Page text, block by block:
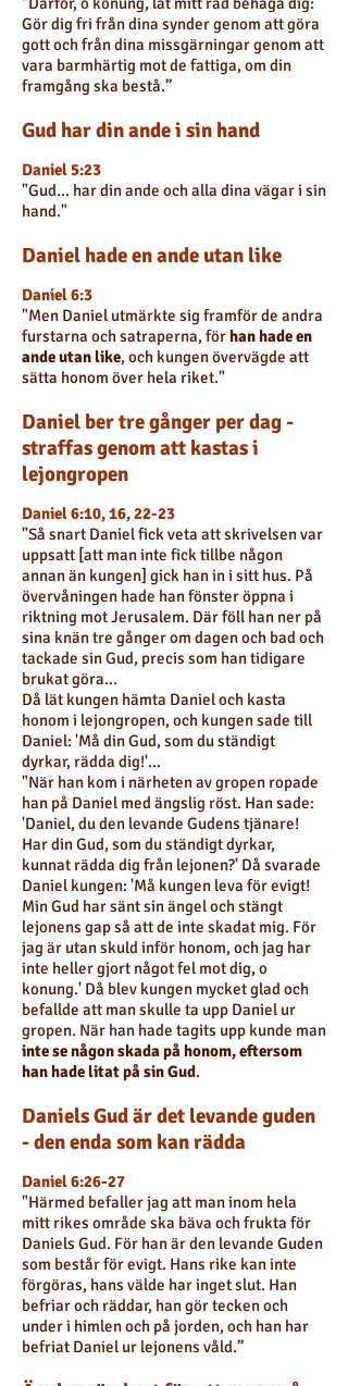
Gör dig fri från dina synder genom att göra
gott och från dina missgärningar genom att
vara barmhärtig mot de fattiga, om din
framgång ska bestå.”
Gud har din ande i sin hand
Daniel 5:23
"Gud... har din ande och alla dina vägar i sin
hand."
Daniel hade en ande utan like
Daniel 6:3
"Men Daniel utmärkte sig framför de andra
furstarna och satraperna, förhan hade en
ande utan like, och kungen övervägde att
sätta honom över hela riket."
Daniel ber tre gånger per dag -
straffas genom att kastas i
lejongropen
Daniel 6:10, 16, 22-23
"Så snart Daniel fick veta att skrivelsen var
uppsatt [att man inte fick tillbe någon
annan än kungen] gick han in i sitt hus. På
övervåningen hade han fönster öppna i
riktning mot Jerusalem. Där föll han ner på
sina knän tre gånger om dagen och bad och
tackade sin Gud, precis som han tidigare
brukat göra...
Då lät kungen hämta Daniel och kasta
honom i lejongropen, och kungen sade till
Daniel: 'Må din Gud, som du ständigt
dyrkar, rädda dig!'...
"När han kom i närheten av gropen ropade
han på Daniel med ängslig röst. Han sade:
'Daniel, du den levande Gudens tjänare!
Har din Gud, som du ständigt dyrkar,
kunnat rädda dig från lejonen?' Då svarade
Daniel kungen: 'Må kungen leva för evigt!
Min Gud har sänt sin ängel och stängt
lejonens gap så att de inte skadat mig. För
jag är utan skuld inför honom, och jag har
inte heller gjort något fel mot dig, o
konung.' Då blev kungen mycket glad och
befallde att man skulle ta upp Daniel ur
gropen. När han hade tagits upp kunde man
inte se någon skada på honom, eftersom
han hade litat på sin Gud.
Daniels Gud är det levande guden
- den enda som kan rädda
Daniel 6:26-27
"Härmed befaller jag att man inom hela
mitt rikes område ska bäva och frukta för
Daniels Gud. För han är den levande Guden
som består för evigt. Hans rike kan inte
förgöras, hans välde har inget slut. Han
befriar och räddar, han gör tecken och
under i himlen och på jorden, och han har
befriat Daniel ur lejonens våld.”